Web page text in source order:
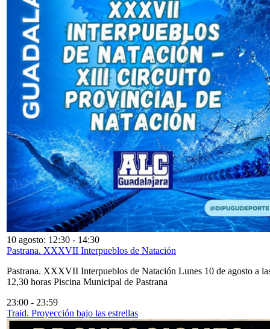
10 agosto: 12:30 - 14:30
Pastrana. XXXVII Interpueblos de Natación
Pastrana. XXXVII Interpueblos de Natación Lunes 10 de agosto a
12,30 horas Piscina Municipal de Pastrana
23:00 - 23:59
Traid. Proyección bajo las estrellas